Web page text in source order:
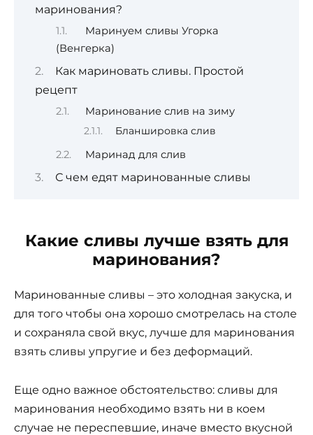
маринования?
Маринуем сливы Угорка
(Венгерка)
Как мариновать сливы. Простой
рецепт
Маринование слив на зиму
Бланшировка слив
Маринад для слив
С чем едят маринованные сливы
Какие сливы лучше взять для
маринования?
Маринованные сливы – это холодная закуска, и
для того чтобы она хорошо смотрелась на столе
и сохраняла свой вкус, лучше для маринования
взять сливы упругие и без деформаций.
Еще одно важное обстоятельство: сливы для
маринования необходимо взять ни в коем
случае не переспевшие, иначе вместо вкусной